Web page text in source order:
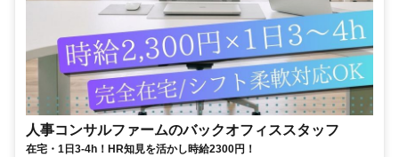
人事コンサルファームのバックオフィススタッフ
在宅・1日3-4h！HR知見を活かし時給2300円！